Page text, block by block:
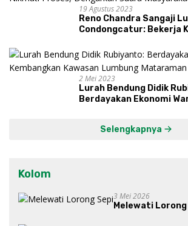
19 Agustus 2023
Reno Chandra Sangaji
Condongcatur: Bekerja
dan Syukuri Hasil
2 Mei 2023
Lurah Bendung Didik
Berdayakan Ekonomi
Selengkapnya
Kolom
3 Mei 2026
Melewati